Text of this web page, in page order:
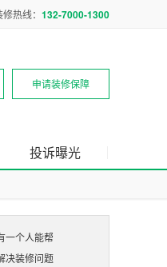
热线： 132-7000-1300
申请装修保障
投诉曝光
一个人能帮
决装修问题